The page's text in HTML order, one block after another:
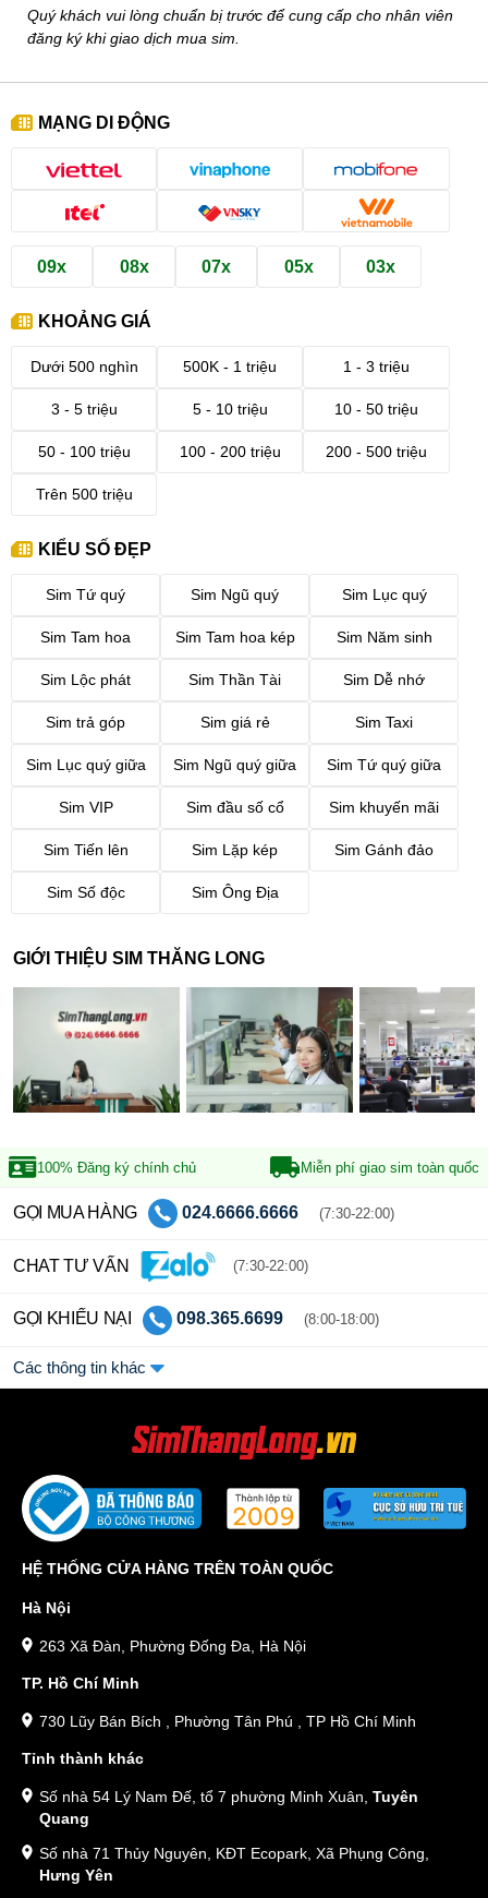
Quý khách vui lòng chuẩn bị trước để cung cấp cho nhân viên
đăng ký khi giao dịch mua sim.
MẠNG DI ĐỘNG
09x 08x 07x 05x 03x
KHOẢNG GIÁ
Dưới 500 nghìn 500K - 1 triệu 1 - 3 triệu
3 - 5 triệu 5 - 10 triệu 10 - 50 triệu
50 - 100 triệu 100 - 200 triệu 200 - 500 triệu
Trên 500 triệu
KIỂU SỐ ĐẸP
Sim Tứ quý Sim Ngũ quý Sim Lục quý
Sim Tam hoa Sim Tam hoa kép Sim Năm sinh
Sim Lộc phát Sim Thần Tài Sim Dễ nhớ
Sim trả góp Sim giá rẻ Sim Taxi
Sim Lục quý giữa Sim Ngũ quý giữa Sim Tứ quý giữa
Sim VIP Sim đầu số cổ Sim khuyến mãi
Sim Tiến lên Sim Lặp kép Sim Gánh đảo
Sim Số độc Sim Ông Địa
GIỚI THIỆU SIM THĂNG LONG
100% Đăng ký chính chủ Miễn phí giao sim toàn quốc
GỌI MUA HÀNG 024.6666.6666 (7:30-22:00)
CHAT TƯ VẤN (7:30-22:00)
GỌI KHIẾU NẠI 098.365.6699 (8:00-18:00)
Các thông tin khác
HỆ THỐNG CỬA HÀNG TRÊN TOÀN QUỐC
Hà Nội
263 Xã Đàn, Phường Đống Đa, Hà Nội
TP. Hồ Chí Minh
730 Lũy Bán Bích , Phường Tân Phú , TP Hồ Chí Minh
Tỉnh thành khác
Số nhà 54 Lý Nam Đế, tổ 7 phường Minh Xuân, Tuyên
Quang
Số nhà 71 Thủy Nguyên, KĐT Ecopark, Xã Phụng Công,
Hưng Yên